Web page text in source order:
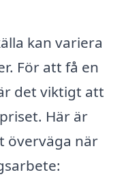
kan variera
För att få en
det viktigt att
Här är
överväga när